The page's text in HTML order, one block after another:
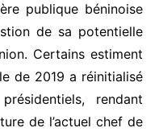
publique béninoise
de sa potentielle
Certains estiment
de 2019 a réinitialisé
rendant
de l’actuel chef de